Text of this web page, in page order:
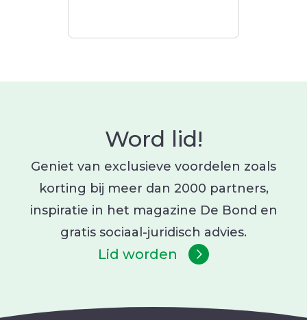
Word lid!
Geniet van exclusieve voordelen zoals
korting bij meer dan 2000 partners,
inspiratie in het magazine De Bond en
gratis sociaal-juridisch advies.
Lid worden